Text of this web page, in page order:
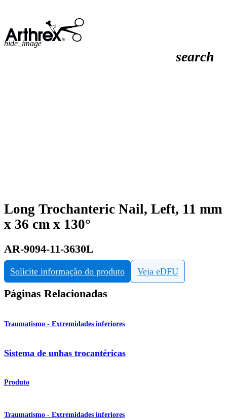
search
hide_image
Long Trochanteric Nail, Left, 11 mm
x 36 cm x 130°
AR-9094-11-3630L
Solicite informação do produto Veja eDFU
Páginas Relacionadas
Traumatismo - Extremidades inferiores
Sistema de unhas trocantéricas
Produto
Traumatismo - Extremidades inferiores